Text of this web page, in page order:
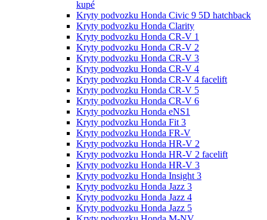
kupé
Kryty podvozku Honda Civic 9 5D hatchback
Kryty podvozku Honda Clarity
Kryty podvozku Honda CR-V 1
Kryty podvozku Honda CR-V 2
Kryty podvozku Honda CR-V 3
Kryty podvozku Honda CR-V 4
Kryty podvozku Honda CR-V 4 facelift
Kryty podvozku Honda CR-V 5
Kryty podvozku Honda CR-V 6
Kryty podvozku Honda eNS1
Kryty podvozku Honda Fit 3
Kryty podvozku Honda FR-V
Kryty podvozku Honda HR-V 2
Kryty podvozku Honda HR-V 2 facelift
Kryty podvozku Honda HR-V 3
Kryty podvozku Honda Insight 3
Kryty podvozku Honda Jazz 3
Kryty podvozku Honda Jazz 4
Kryty podvozku Honda Jazz 5